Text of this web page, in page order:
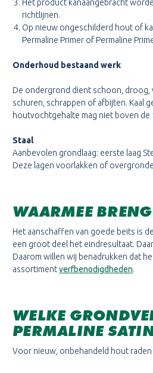
Het product kanaangebracht
richtlijnen.
Op nieuw ongeschilderd hout of
Permaline Primer of Permaline
Onderhoud bestaand werk
De ondergrond dient schoon,
schuren, schrappen of afbijten. Kaal
houtvochtgehalte mag niet boven de
Staal
Aanbevolen grondlaag: eerste laag
Deze lagen voorlakken of
WAARMEE
Het aanschaffen van goede beits is
een groot deel het eindresultaat.
Daarom willen wij benadrukken dat
assortimentverfbenodigdheden.
WELKE
PERMALINE
Voor nieuw, onbehandeld hout